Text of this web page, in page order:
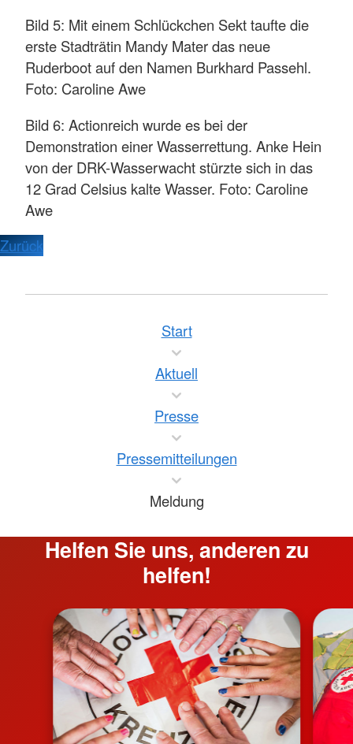
Bild 5: Mit einem Schlückchen Sekt taufte die
erste Stadträtin Mandy Mater das neue
Ruderboot auf den Namen Burkhard Passehl.
Foto: Caroline Awe
Bild 6: Actionreich wurde es bei der
Demonstration einer Wasserrettung. Anke Hein
von der DRK-Wasserwacht stürzte sich in das
12 Grad Celsius kalte Wasser. Foto: Caroline
Awe
Zurück
Start
Aktuell
Presse
Pressemitteilungen
Meldung
Helfen Sie uns, anderen zu
helfen!